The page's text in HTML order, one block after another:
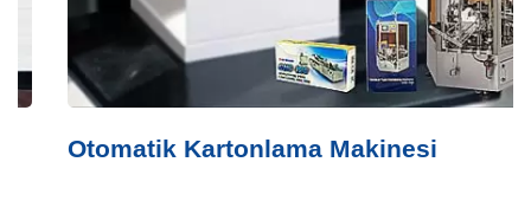
Otomatik Kartonlama Makinesi